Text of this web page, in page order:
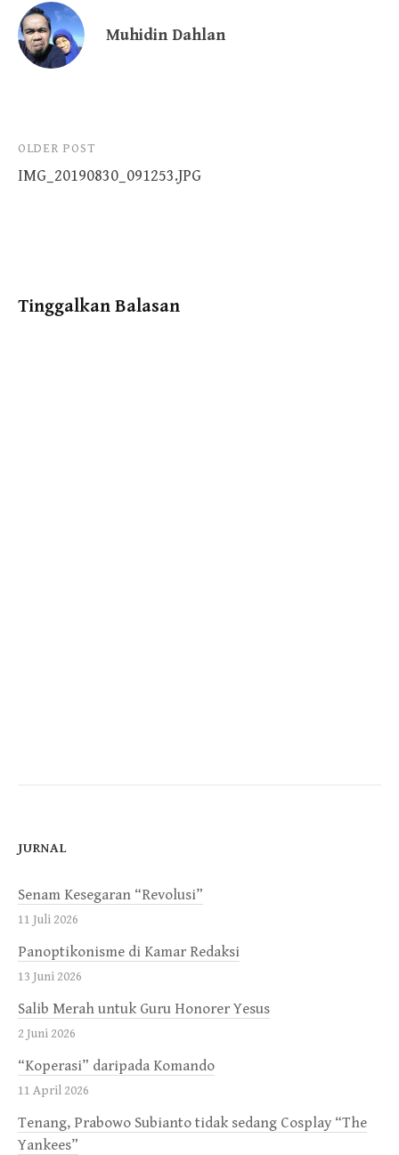
Muhidin Dahlan
Post
navigation
OLDER POST
IMG_20190830_091253.JPG
Tinggalkan Balasan
JURNAL
Senam Kesegaran “Revolusi”
11 Juli 2026
Panoptikonisme di Kamar Redaksi
13 Juni 2026
Salib Merah untuk Guru Honorer Yesus
2 Juni 2026
“Koperasi” daripada Komando
11 April 2026
Tenang, Prabowo Subianto tidak sedang Cosplay “The
Yankees”